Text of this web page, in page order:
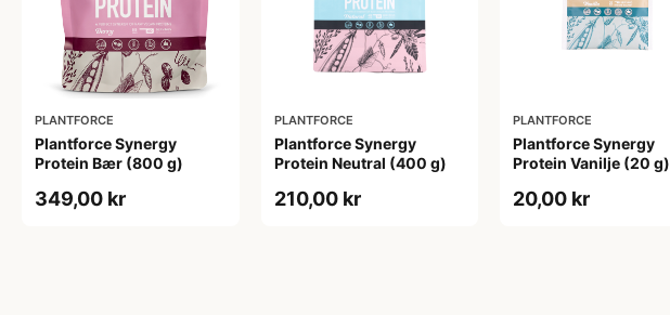
PLANTFORCE
Plantforce Synergy
Protein Bær (800 g)
349,00 kr
PLANTFORCE
Plantforce Synergy
Protein Neutral (400 g)
210,00 kr
PLANTFORCE
Plantforce Synergy
Protein Vanilje (20 g)
20,00 kr